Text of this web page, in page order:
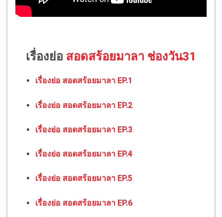
เรื่องย่อ สอดสร้อยมาลา ช่องวัน31
เรื่องย่อ สอดสร้อยมาลา EP.1
เรื่องย่อ สอดสร้อยมาลา EP.2
เรื่องย่อ สอดสร้อยมาลา EP.3
เรื่องย่อ สอดสร้อยมาลา EP.4
เรื่องย่อ สอดสร้อยมาลา EP.5
เรื่องย่อ สอดสร้อยมาลา EP.6